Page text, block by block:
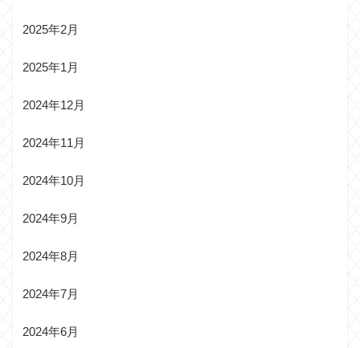
2025年2月
2025年1月
2024年12月
2024年11月
2024年10月
2024年9月
2024年8月
2024年7月
2024年6月